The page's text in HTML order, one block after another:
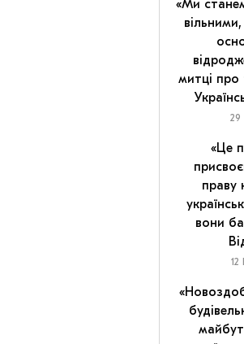
«Ми
митці про
29
«Це
праву
вони
12